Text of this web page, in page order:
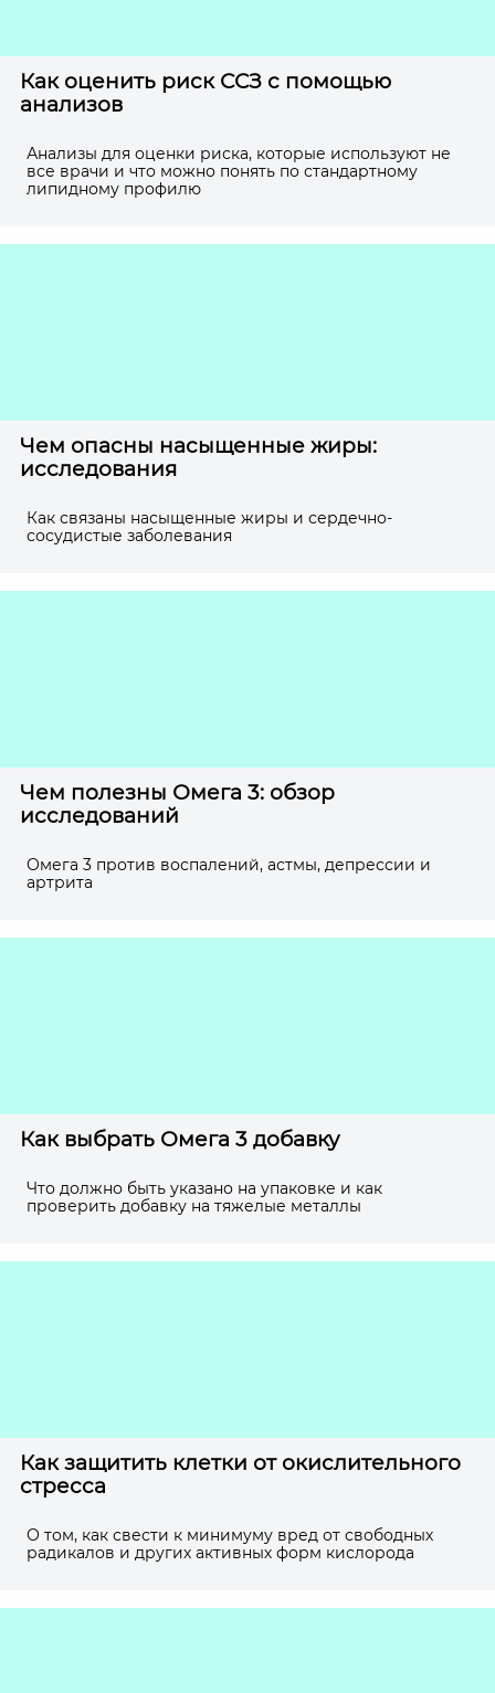
Как оценить риск ССЗ с помощью
анализов
Анализы для оценки риска, которые используют не
все врачи и что можно понять по стандартному
липидному профилю
Чем опасны насыщенные жиры:
исследования
Как связаны насыщенные жиры и сердечно-
сосудистые заболевания
Чем полезны Омега 3: обзор
исследований
Омега 3 против воспалений, астмы, депрессии и
артрита
Как выбрать Омега 3 добавку
Что должно быть указано на упаковке и как
проверить добавку на тяжелые металлы
Как защитить клетки от окислительного
стресса
О том, как свести к минимуму вред от свободных
радикалов и других активных форм кислорода